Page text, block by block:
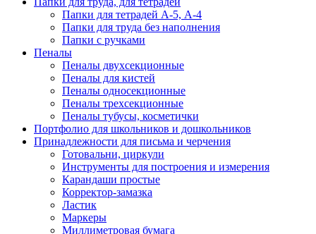
Папки для тетрадей А-5, А-4
Папки для труда без наполнения
Папки с ручками
Пеналы
Пеналы двухсекционные
Пеналы для кистей
Пеналы односекционные
Пеналы трехсекционные
Пеналы тубусы, косметички
Портфолио для школьников и дошкольников
Принадлежности для письма и черчения
Готовальни, циркули
Инструменты для построения и измерения
Карандаши простые
Корректор-замазка
Ластик
Маркеры
Миллиметровая бумага